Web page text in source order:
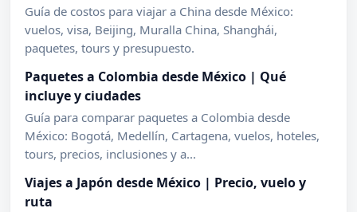
Guía de costos para viajar a China desde México:
vuelos, visa, Beijing, Muralla China, Shanghái,
paquetes, tours y presupuesto.
Paquetes a Colombia desde México | Qué
incluye y ciudades
Guía para comparar paquetes a Colombia desde
México: Bogotá, Medellín, Cartagena, vuelos, hoteles,
tours, precios, inclusiones y a...
Viajes a Japón desde México | Precio, vuelo y
ruta